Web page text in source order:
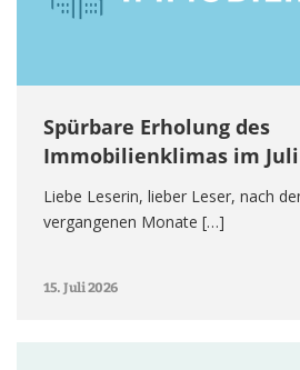
Spürbare Erholung des
Immobilienklimas im Juli
Liebe Leserin, lieber Leser, nach
vergangenen Monate […]
15. Juli 2026